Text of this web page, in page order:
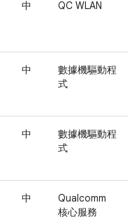
中 QC WLAN
中
數據機驅動程
式
中
數據機驅動程
式
中
Qualcomm
核心服務